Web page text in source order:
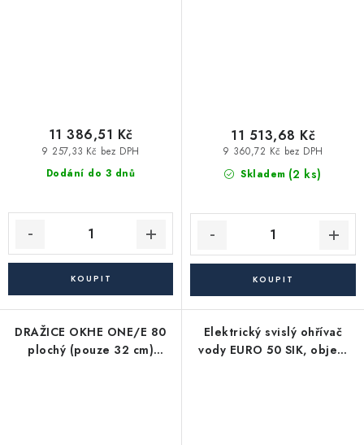
Dodání do 3 dnů
9 257,33 Kč bez DPH
11 386,51 Kč
Skladem (2 ks)
9 360,72 Kč bez DPH
11 513,68 Kč
DRAŽICE OKHE ONE/E 80
plochý (pouze 32 cm)
Elektrický svislý ohřívač
vody EURO 50 SIK, objem